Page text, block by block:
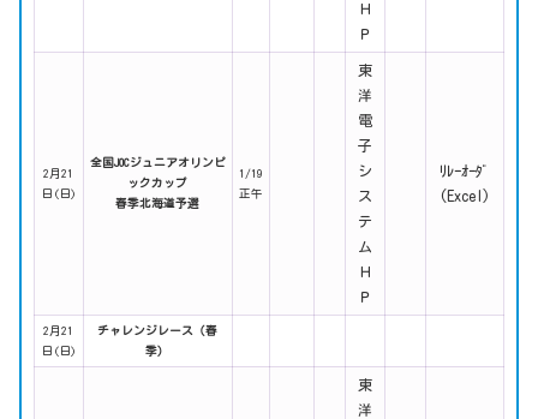
Ｈ
Ｐ
2月21
日(日)
全国JOCジュニアオリンピ
ックカップ
春季北海道予選
1/19
正午
東
洋
電
子
シ
ス
テ
ム
Ｈ
Ｐ
ﾘﾚｰｵｰﾀﾞ
(Excel)
2月21
日(日)
チャレンジレース（春
季）
東
洋